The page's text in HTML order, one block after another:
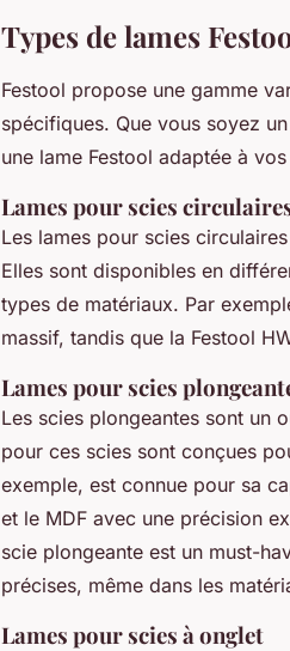
Types de lames
Festool propose une gamme
spécifiques. Que vous soyez
une lame Festool adaptée à
Lames pour scies
Les lames pour scies
Elles sont disponibles en
types de matériaux. Par
massif, tandis que la Festool
Lames pour scies
Les scies plongeantes sont un
pour ces scies sont conçues
exemple, est connue pour sa
et le MDF avec une précision
scie plongeante est un must-
précises, même dans les
Lames pour scies à onglet